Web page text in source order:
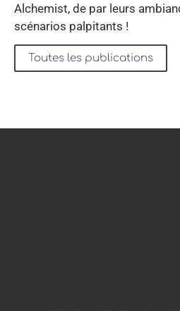
Alchemist, de par leurs
scénarios palpitants !
Toutes les publications